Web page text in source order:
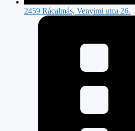
2459 Rácalmás, Venyimi utca 26.